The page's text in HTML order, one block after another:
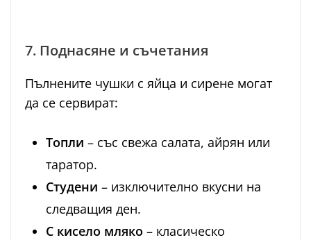
7. Поднасяне и съчетания
Пълнените чушки с яйца и сирене могат
да се сервират:
Топли – със свежа салата, айрян или
таратор.
Студени – изключително вкусни на
следващия ден.
С кисело мляко – класическо